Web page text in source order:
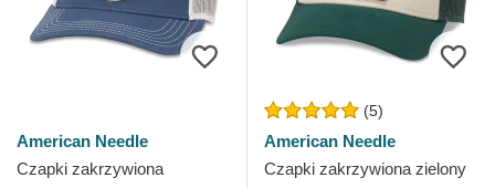
American Needle
Czapki zakrzywiona
(5)
American Needle
Czapki zakrzywiona zielony